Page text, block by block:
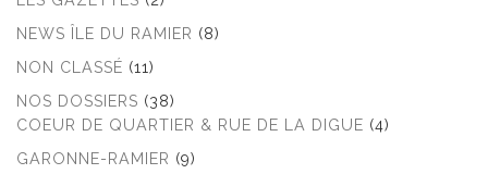
NEWS ÎLE DU RAMIER (8)
NON CLASSÉ (11)
NOS DOSSIERS (38)
COEUR DE QUARTIER & RUE DE LA DIGUE (4)
GARONNE-RAMIER (9)